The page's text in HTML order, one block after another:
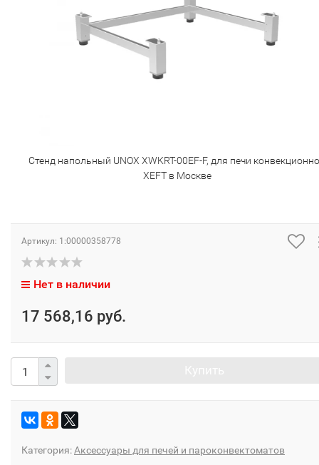
Стенд напольный UNOX XWKRT-00EF-F, для печи
XEFT в Москве
Артикул: 1:00000358778
Нет в наличии
17 568,16 руб.
Категория:Аксессуары для печей и пароконвектоматов